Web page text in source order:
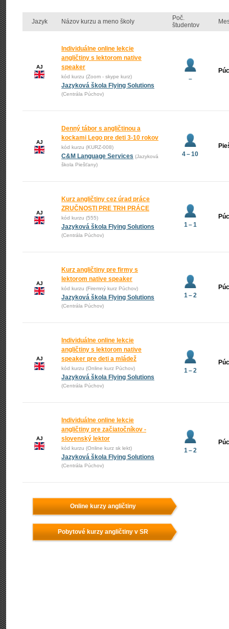
Jazyk Názov kurzu a meno školy
Poč.
študentov
AJ
Individuálne online lekcie
angličtiny s lektorom native
speaker
kód kurzu (Zoom - skype kurz)
Jazyková škola Flying Solutions
(Centrála Púchov)
–
AJ
Denný tábor s angličtinou a
kockami Lego pre deti 3-10 rokov
kód kurzu (KURZ-008)
C&M Language Services (Jazyková
škola Piešťany)
4 – 10
AJ
Kurz angličtiny cez úrad práce
ZRUČNOSTI PRE TRH PRÁCE
kód kurzu (555)
Jazyková škola Flying Solutions
(Centrála Púchov)
1 – 1
AJ
Kurz angličtiny pre firmy s
lektorom native speaker
kód kurzu (Firemný kurz Púchov)
Jazyková škola Flying Solutions
(Centrála Púchov)
1 – 2
AJ
Individuálne online lekcie
angličtiny s lektorom native
speaker pre deti a mládež
kód kurzu (Online kurz Púchov)
Jazyková škola Flying Solutions
(Centrála Púchov)
1 – 2
AJ
Individuálne online lekcie
angličtiny pre začiatočníkov -
slovenský lektor
kód kurzu (Online kurz sk lekt)
Jazyková škola Flying Solutions
(Centrála Púchov)
1 – 2
Online kurzy angličtiny
Pobytové kurzy angličtiny v SR